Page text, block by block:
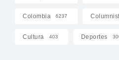
Colombia 6237
Cultura 403 Deportes